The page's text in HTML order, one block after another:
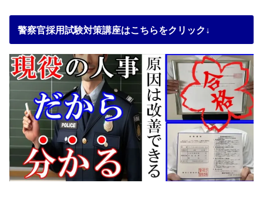
警察官採用試験対策講座はこちらをクリック↓